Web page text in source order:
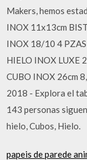
Makers, hemos
INOX 11x13cm
INOX 18/10 4
HIELO INOX LUXE
CUBO INOX 26cm
2018 - Explora el
143 personas
hielo, Cubos, Hielo.
papeis de parede